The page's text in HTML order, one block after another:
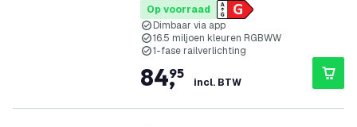
Dimbaar - 1-Fase Railsysteem - Wit
Op voorraad
Dimbaar via app
16.5 miljoen kleuren RGBWW
1-fase railverlichting
84,
95
incl. BTW